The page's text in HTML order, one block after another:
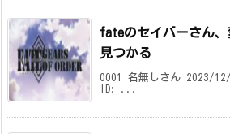
fateのセイバーさん
見つかる
0001 名無しさん 2023/
ID: ...